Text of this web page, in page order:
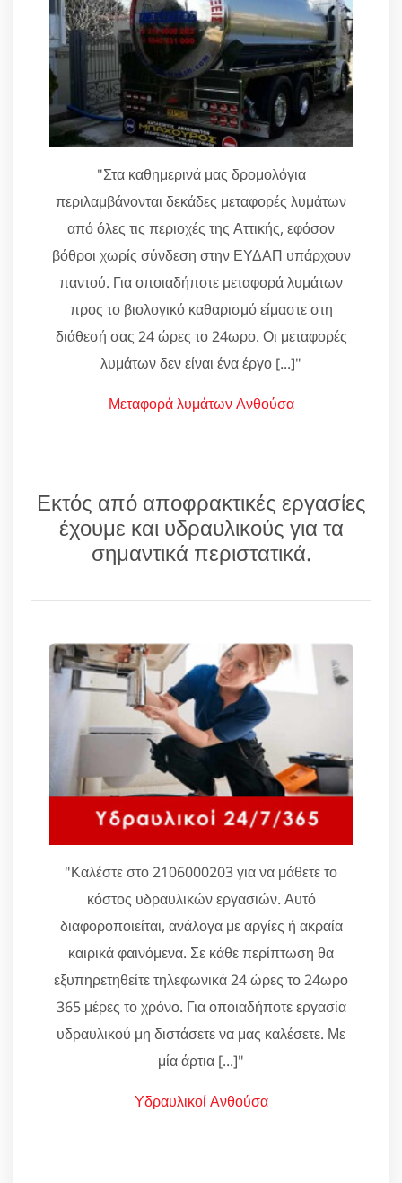
"Στα καθημερινά μας δρομολόγια
περιλαμβάνονται δεκάδες μεταφορές λυμάτων
από όλες τις περιοχές της Αττικής, εφόσον
βόθροι χωρίς σύνδεση στην ΕΥΔΑΠ υπάρχουν
παντού. Για οποιαδήποτε μεταφορά λυμάτων
προς το βιολογικό καθαρισμό είμαστε στη
διάθεσή σας 24 ώρες το 24ωρο. Οι μεταφορές
λυμάτων δεν είναι ένα έργο [...]"
Μεταφορά λυμάτων Ανθούσα
Εκτός από αποφρακτικές εργασίες
έχουμε και υδραυλικούς για τα
σημαντικά περιστατικά.
"Καλέστε στο 2106000203 για να μάθετε το
κόστος υδραυλικών εργασιών. Αυτό
διαφοροποιείται, ανάλογα με αργίες ή ακραία
καιρικά φαινόμενα. Σε κάθε περίπτωση θα
εξυπηρετηθείτε τηλεφωνικά 24 ώρες το 24ωρο
365 μέρες το χρόνο. Για οποιαδήποτε εργασία
υδραυλικού μη διστάσετε να μας καλέσετε. Με
μία άρτια [...]"
Υδραυλικοί Ανθούσα